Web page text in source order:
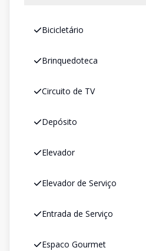
Bicicletário
Brinquedoteca
Circuito de TV
Depósito
Elevador
Elevador de Serviço
Entrada de Serviço
Espaco Gourmet